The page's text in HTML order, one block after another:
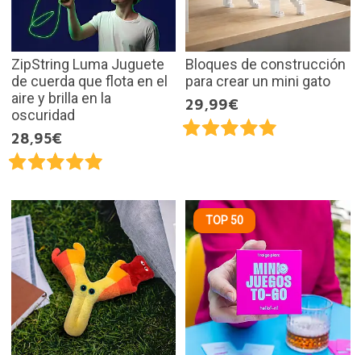
ZipString Luma Juguete
de cuerda que flota en el
aire y brilla en la
oscuridad
28,95€
Bloques de construcción
para crear un mini gato
29,99€
TOP 50